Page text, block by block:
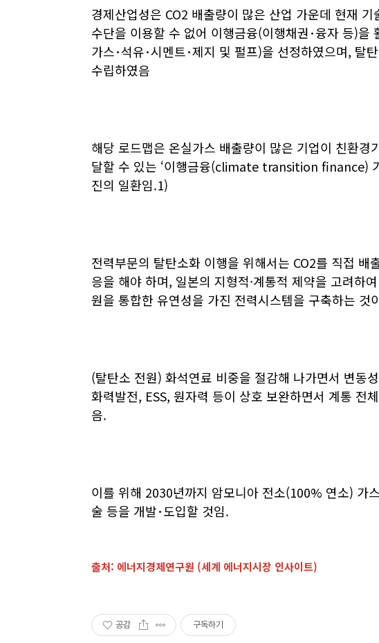
경제산업성은 CO2 배출량이 많은 산업 가운데 현재
수단을 이용할 수 없어 이행금융(이행채권･융자 등)을
가스･석유･시멘트･제지 및 펄프)을 선정하였으며, 탈
수립하였음
해당 로드맵은 온실가스 배출량이 많은 기업이 친환
달할 수 있는 ‘이행금융(climate transition finance)
진의 일환임.1)
전력부문의 탈탄소화 이행을 위해서는 CO2를 직접 배
응을 해야 하며, 일본의 지형적·계통적 제약을 고려하
원을 통합한 유연성을 가진 전력시스템을 구축하는 것
(탈탄소 전원) 화석연료 비중을 절감해 나가면서 변동
화력발전, ESS, 원자력 등이 상호 보완하면서 계통 전
음.
이를 위해 2030년까지 암모니아 전소(100% 연소) 가
술 등을 개발･도입할 것임.
출처: 에너지경제연구원 (세계 에너지시장 인사이트)
공감 구독하기